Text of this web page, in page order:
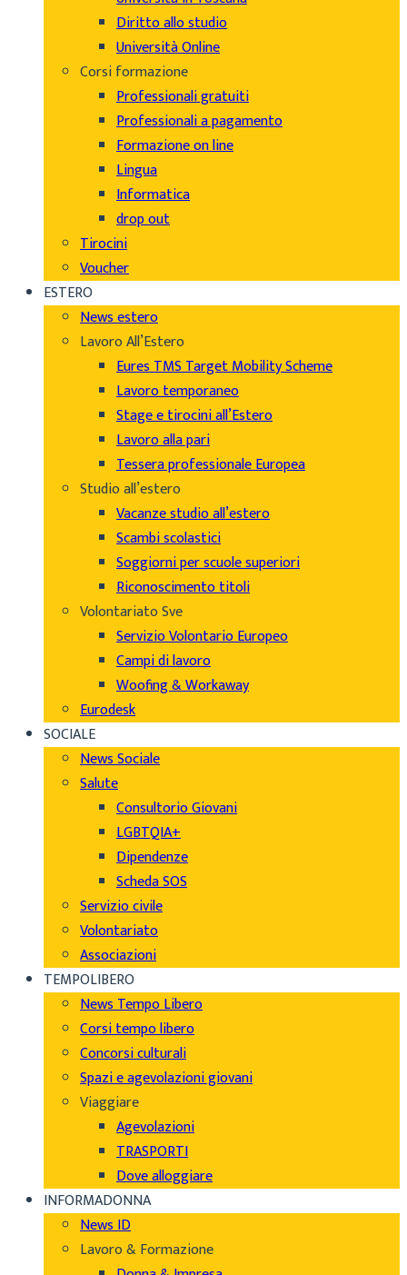
Diritto allo studio
Università Online
Corsi formazione
Professionali gratuiti
Professionali a pagamento
Formazione on line
Lingua
Informatica
drop out
Tirocini
Voucher
ESTERO
News estero
Lavoro All’Estero
Eures TMS Target Mobility Scheme
Lavoro temporaneo
Stage e tirocini all’Estero
Lavoro alla pari
Tessera professionale Europea
Studio all’estero
Vacanze studio all’estero
Scambi scolastici
Soggiorni per scuole superiori
Riconoscimento titoli
Volontariato Sve
Servizio Volontario Europeo
Campi di lavoro
Woofing & Workaway
Eurodesk
SOCIALE
News Sociale
Salute
Consultorio Giovani
LGBTQIA+
Dipendenze
Scheda SOS
Servizio civile
Volontariato
Associazioni
TEMPOLIBERO
News Tempo Libero
Corsi tempo libero
Concorsi culturali
Spazi e agevolazioni giovani
Viaggiare
Agevolazioni
TRASPORTI
Dove alloggiare
INFORMADONNA
News ID
Lavoro & Formazione